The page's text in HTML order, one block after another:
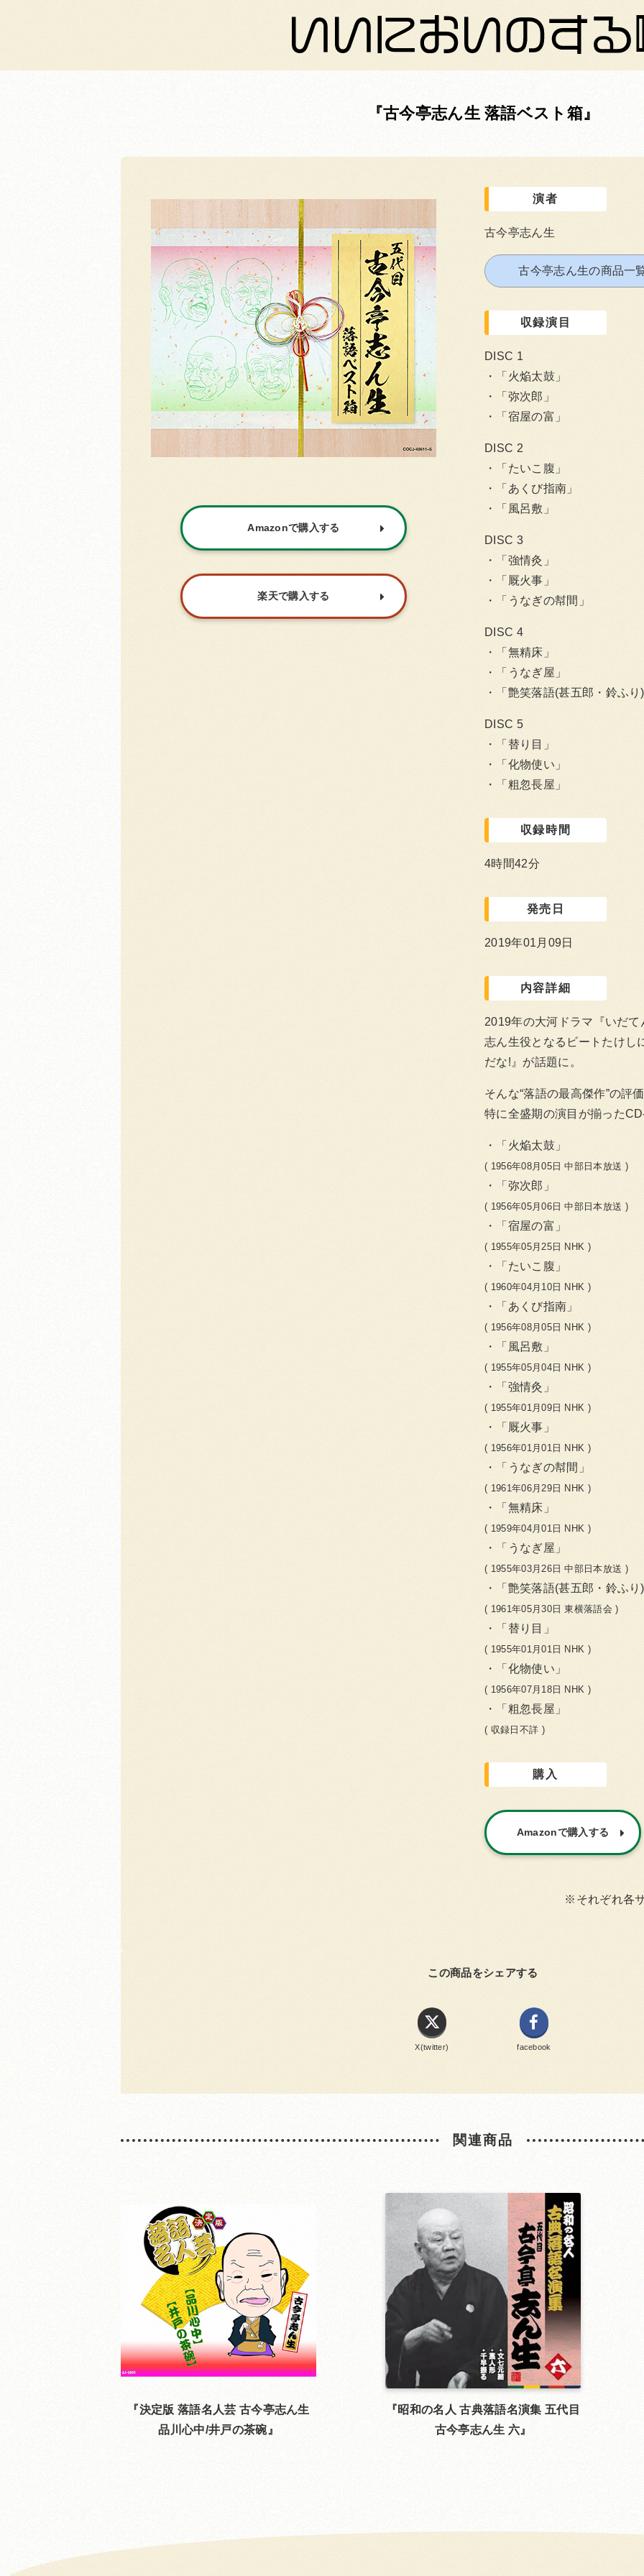
古今亭志ん生 落語ベスト箱
演者
古今亭志ん生
古今亭志ん生の商品一
収録演目
DISC 1
「火焔太鼓」
「弥次郎」
「宿屋の富」
DISC 2
「たいこ腹」
「あくび指南」
「風呂敷」
DISC 3
「強情灸」
「厩火事」
「うなぎの幇間」
DISC 4
「無精床」
「うなぎ屋」
「艶笑落語(甚五郎・鈴ふり
DISC 5
「替り目」
「化物使い」
「粗忽長屋」
収録時間
4時間42分
発売日
2019年01月09日
内容詳細
2019年の大河ドラマ『いだ
志ん生役となるビートたけし
だな!』が話題に。
そんな“落語の最高傑作”の評
特に全盛期の演目が揃った
「火焔太鼓」
( 1956年08月05日 中部日本放送 )
「弥次郎」
( 1956年05月06日 中部日本放送 )
「宿屋の富」
( 1955年05月25日 NHK )
「たいこ腹」
( 1960年04月10日 NHK )
「あくび指南」
( 1956年08月05日 NHK )
「風呂敷」
( 1955年05月04日 NHK )
「強情灸」
( 1955年01月09日 NHK )
「厩火事」
( 1956年01月01日 NHK )
「うなぎの幇間」
( 1961年06月29日 NHK )
「無精床」
( 1959年04月01日 NHK )
「うなぎ屋」
( 1955年03月26日 中部日本放送 )
「艶笑落語(甚五郎・鈴ふり
( 1961年05月30日 東横落語会 )
「替り目」
( 1955年01月01日 NHK )
「化物使い」
( 1956年07月18日 NHK )
「粗忽長屋」
( 収録日不詳 )
購入
Amazonで購入する
※それぞれ各
Amazonで購入する
楽天で購入する
この商品をシェアする
X(twitter) facebook
関連商品
決定版 落語名人芸 古今亭志ん生
品川心中/井戸の茶碗
昭和の名人 古典落語名演集 五代目
古今亭志ん生 六